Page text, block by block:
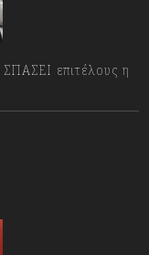
επιτέλους η